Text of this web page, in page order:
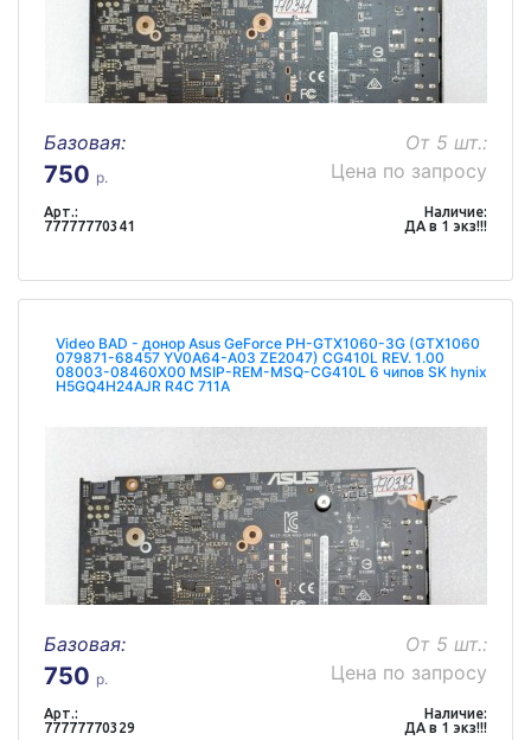
Базовая:
750 р.
От 5 шт.:
Цена по запросу
Арт.:
77777770341
Наличие:
ДА в 1 экз!!!
Video BAD - донор Asus GeForce PH-GTX1060-3G (GTX1060
079871-68457 YV0A64-A03 ZE2047) CG410L REV. 1.00
08003-08460X00 MSIP-REM-MSQ-CG410L 6 чипов SK hynix
H5GQ4H24AJR R4C 711A
Базовая:
750 р.
От 5 шт.:
Цена по запросу
Арт.:
77777770329
Наличие:
ДА в 1 экз!!!